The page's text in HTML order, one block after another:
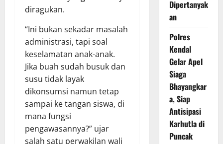
diragukan.
“Ini bukan sekadar masalah
administrasi, tapi soal
keselamatan anak-anak.
Jika buah sudah busuk dan
susu tidak layak
dikonsumsi namun tetap
sampai ke tangan siswa, di
mana fungsi
pengawasannya?” ujar
salah satu perwakilan wali
Dipertanyak
an
Polres
Kendal
Gelar Apel
Siaga
Bhayangkar
a, Siap
Antisipasi
Karhutla di
Puncak